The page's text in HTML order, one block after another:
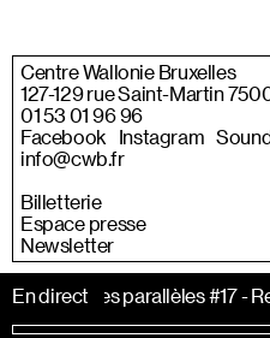
En direct
Les territoires parallèles #17 -
Centre Wallonie Bruxelles
127-129 rue Saint-Martin
01 53 01 96 96
Facebook
Instagram
info@cwb.fr
Billetterie
Espace presse
Newsletter